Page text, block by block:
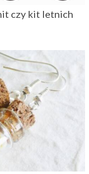
czy kit letnich